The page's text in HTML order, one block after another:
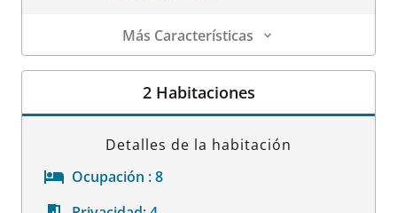
Más Características
Detalles de la habitación
2 Habitaciones
Detalles de la habitación
Ocupación :8